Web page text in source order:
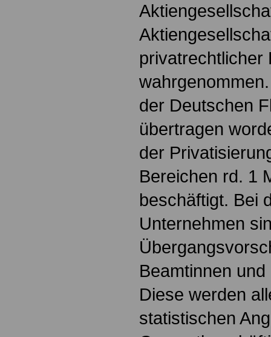
privatrechtlicher
der Deutschen
übertragen
der
Bereichen rd. 1
beschäftigt. Bei
Unternehmen
Beamtinnen
Diese werden
statistischen